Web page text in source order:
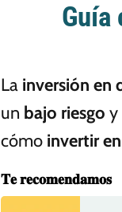
Guía
La inversión en
un bajo riesgo y
cómo invertir
𝐓𝐞 𝐫𝐞𝐜𝐨𝐦𝐞𝐧𝐝𝐚𝐦𝐨𝐬